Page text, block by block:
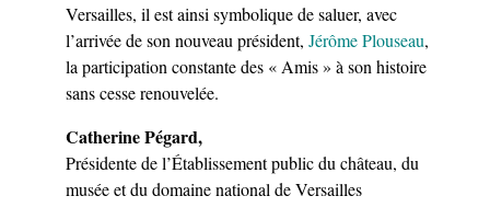
Versailles, il est ainsi symbolique de saluer, avec
l’arrivée de son nouveau président, Jérôme Plouseau,
la participation constante des « Amis » à son histoire
sans cesse renouvelée.
Catherine Pégard,
Présidente de l’Établissement public du château, du
musée et du domaine national de Versailles